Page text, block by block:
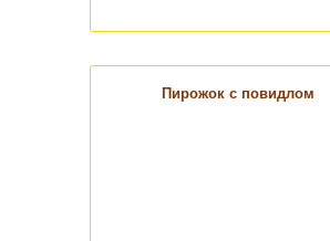
Пирожок с повидлом